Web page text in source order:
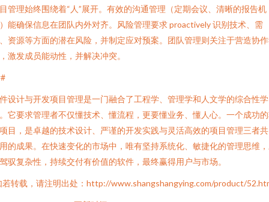
管理始终围绕着“人”展开。有效的沟通管理（定期会议、清晰的报告机
能确保信息在团队内外对齐。风险管理要求 proactively 识别技术、需
资源等方面的潜在风险，并制定应对预案。团队管理则关注于营造协
激发成员能动性，并解决冲突。
设计与开发项目管理是一门融合了工程学、管理学和人文学的综合性学
它要求管理者不仅懂技术、懂流程，更要懂业务、懂人心。一个成功
目，是卓越的技术设计、严谨的开发实践与灵活高效的项目管理三者
的成果。在快速变化的市场中，唯有坚持系统化、敏捷化的管理思维
驭复杂性，持续交付有价值的软件，最终赢得用户与市场。
若转载，请注明出处：http://www.shangshangying.com/product/